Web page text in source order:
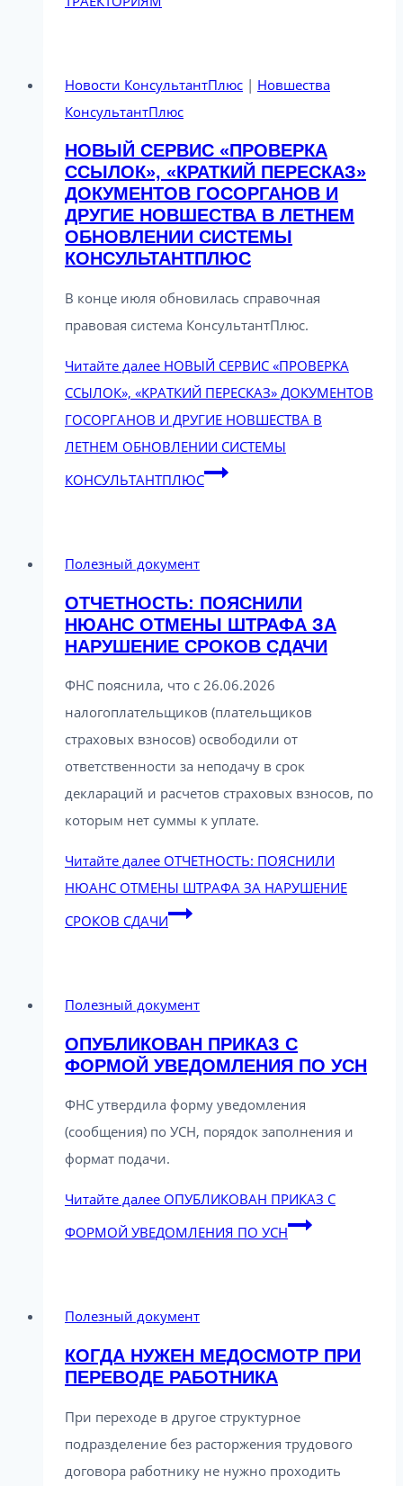
Новости КонсультантПлюс | Новшества
КонсультантПлюс
НОВЫЙ СЕРВИС «ПРОВЕРКА
ССЫЛОК», «КРАТКИЙ ПЕРЕСКАЗ»
ДОКУМЕНТОВ ГОСОРГАНОВ И
ДРУГИЕ НОВШЕСТВА В ЛЕТНЕМ
ОБНОВЛЕНИИ СИСТЕМЫ
КОНСУЛЬТАНТПЛЮС
В конце июля обновилась справочная
правовая система КонсультантПлюс.
Читайте далее НОВЫЙ СЕРВИС «ПРОВЕРКА
ССЫЛОК», «КРАТКИЙ ПЕРЕСКАЗ» ДОКУМЕНТОВ
ГОСОРГАНОВ И ДРУГИЕ НОВШЕСТВА В
ЛЕТНЕМ ОБНОВЛЕНИИ СИСТЕМЫ
КОНСУЛЬТАНТПЛЮС
Полезный документ
ОТЧЕТНОСТЬ: ПОЯСНИЛИ
НЮАНС ОТМЕНЫ ШТРАФА ЗА
НАРУШЕНИЕ СРОКОВ СДАЧИ
ФНС пояснила, что с 26.06.2026
налогоплательщиков (плательщиков
страховых взносов) освободили от
ответственности за неподачу в срок
деклараций и расчетов страховых взносов, по
которым нет суммы к уплате.
Читайте далее ОТЧЕТНОСТЬ: ПОЯСНИЛИ
НЮАНС ОТМЕНЫ ШТРАФА ЗА НАРУШЕНИЕ
СРОКОВ СДАЧИ
Полезный документ
ОПУБЛИКОВАН ПРИКАЗ С
ФОРМОЙ УВЕДОМЛЕНИЯ ПО УСН
ФНС утвердила форму уведомления
(сообщения) по УСН, порядок заполнения и
формат подачи.
Читайте далее ОПУБЛИКОВАН ПРИКАЗ С
ФОРМОЙ УВЕДОМЛЕНИЯ ПО УСН
Полезный документ
КОГДА НУЖЕН МЕДОСМОТР ПРИ
ПЕРЕВОДЕ РАБОТНИКА
При переходе в другое структурное
подразделение без расторжения трудового
договора работнику не нужно проходить